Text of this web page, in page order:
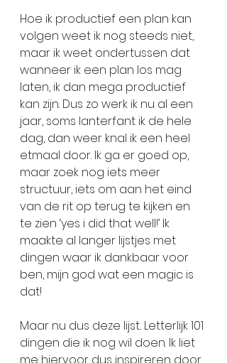
Hoe ik productief een plan kan
volgen weet ik nog steeds niet,
maar ik weet ondertussen dat
wanneer ik een plan los mag
laten, ik dan mega productief
kan zijn. Dus zo werk ik nu al een
jaar, soms lanterfant ik de hele
dag, dan weer knal ik een heel
etmaal door. Ik ga er goed op,
maar zoek nog iets meer
structuur, iets om aan het eind
van de rit op terug te kijken en
te zien ‘yes i did that well!’ Ik
maakte al langer lijstjes met
dingen waar ik dankbaar voor
ben, mijn god wat een magic is
dat!
Maar nu dus deze lijst.. Letterlijk 101
dingen die ik nog wil doen. Ik liet